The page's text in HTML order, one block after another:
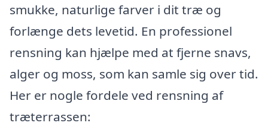
smukke, naturlige farver i dit træ og
forlænge dets levetid. En professionel
rensning kan hjælpe med at fjerne snavs,
alger og moss, som kan samle sig over tid.
Her er nogle fordele ved rensning af
træterrassen: